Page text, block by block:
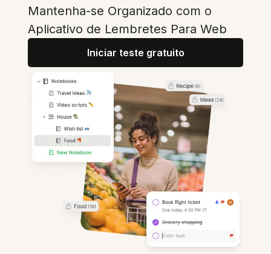
Mantenha-se Organizado com o
Aplicativo de Lembretes Para Web
Iniciar teste gratuito